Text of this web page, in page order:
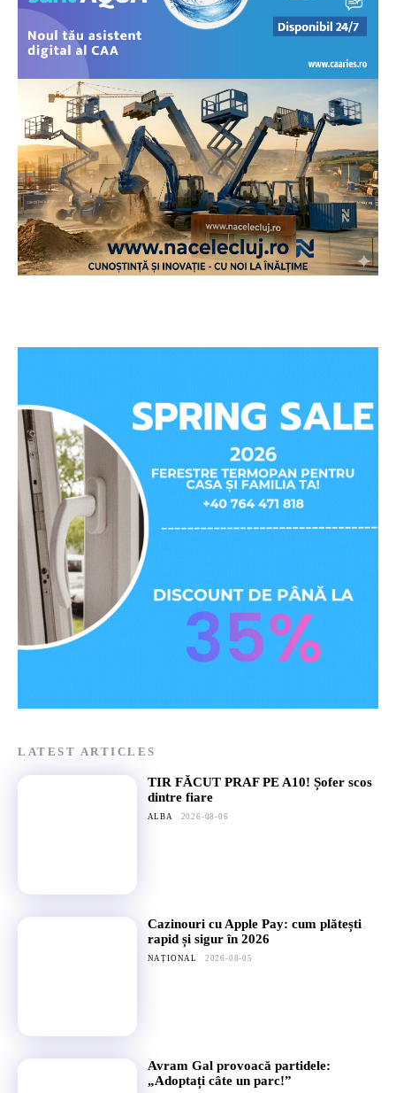
LATEST ARTICLES
TIR FĂCUT PRAF PE A10! Șofer scos
dintre fiare
ALBA 2026-08-06
Cazinouri cu Apple Pay: cum plătești
rapid și sigur în 2026
NAȚIONAL 2026-08-05
Avram Gal provoacă partidele:
„Adoptați câte un parc!”